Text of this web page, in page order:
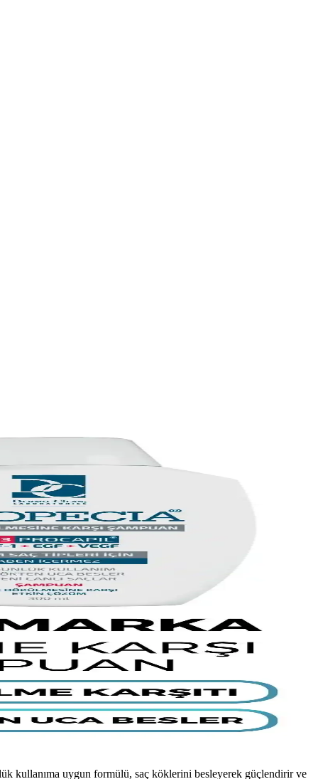
kullanıma uygun formülü, saç köklerini besleyerek güçlendirir ve